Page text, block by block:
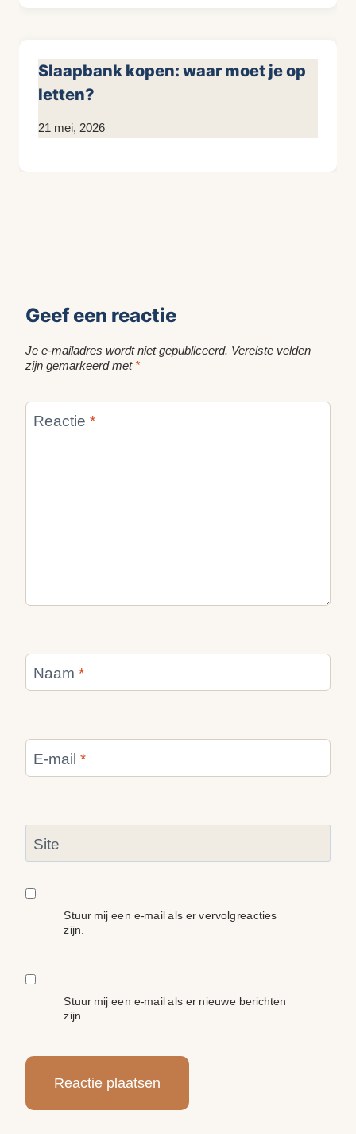
Slaapbank kopen: waar moet je op
letten?
Door
21 mei, 2026
Geef een reactie
Je e-mailadres wordt niet gepubliceerd. Vereiste velden
zijn gemarkeerd met *
Reactie *
Naam *
E-mail *
Site
Stuur mij een e-mail als er vervolgreacties
zijn.
Stuur mij een e-mail als er nieuwe berichten
zijn.